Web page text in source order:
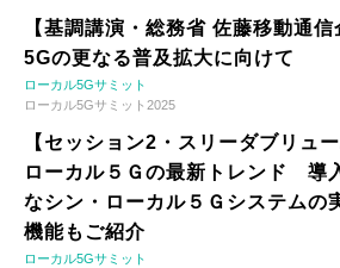
【基調講演・総務省 佐藤移動通
5Gの更なる普及拡大に向けて
ローカル5Gサミット
ローカル5Gサミット2025
【セッション2・スリーダブリュ
ローカル５Ｇの最新トレンド 導
なシン・ローカル５Ｇシステムの
機能もご紹介
ローカル5Gサミット